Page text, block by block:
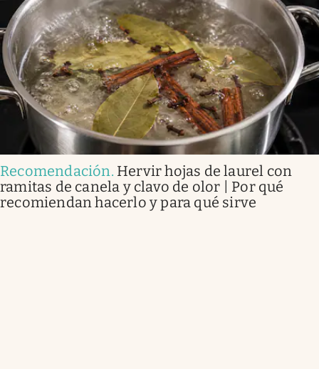
Recomendación. Hervir hojas de laurel con
ramitas de canela y clavo de olor | Por qué
recomiendan hacerlo y para qué sirve